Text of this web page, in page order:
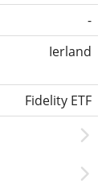
-
Ierland
Fidelity ETF